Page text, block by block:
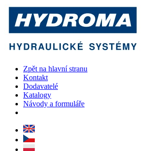
Zpět na hlavní stranu
Kontakt
Dodavatelé
Katalogy
Návody a formuláře